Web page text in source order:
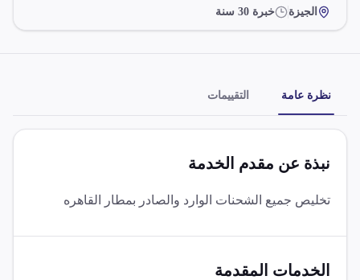
الجيزة خبرة 30 سنة
نظرة عامة التقييمات
نبذة عن مقدم الخدمة
تخليص جميع الشحنات الوارد والصادر بمطار القاهره
الخدمات المقدمة